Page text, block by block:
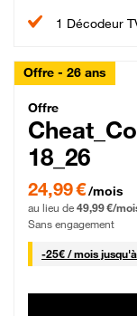
1 Décodeur
Offre - 26 ans
Offre
18_26
24,99 € par mois
24,99 €/mois
au lieu de 49,99 €/
Sans engagement
-25€ / mois25 €